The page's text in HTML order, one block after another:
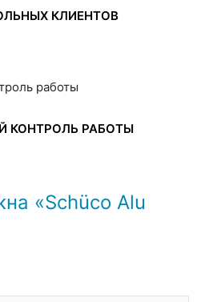
КЛИЕНТОВ
КОНТРОЛЬ РАБОТЫ
«Schüco​ Alu​